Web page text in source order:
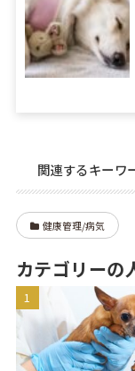
関連するキーワ
健康管理/病気
カテゴリーの